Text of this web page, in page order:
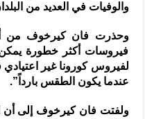
والوفيات في العديد من
وحذرت فان كيرخوف من
فيروسات أكثر خطورة يمكن
لفيروس كورونا غير اعتيادي
عندما يكون الطقس بارداً”.